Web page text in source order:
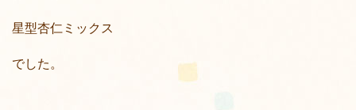
星型杏仁ミックス
でした。